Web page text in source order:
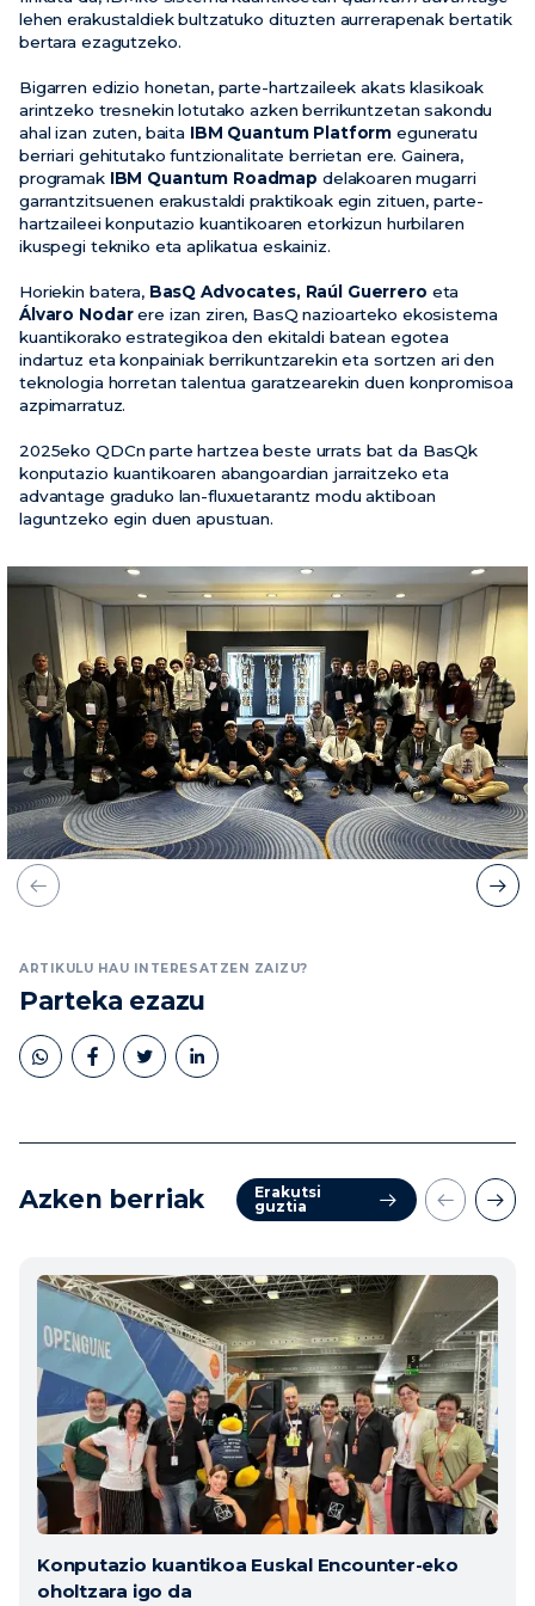
Ekitaldiak
Bideoak
lehen erakustaldiek bultzatuko dituzten aurrerapenak bertatik
bertara ezagutzeko.
Bigarren edizio honetan, parte-hartzaileek akats klasikoak
arintzeko tresnekin lotutako azken berrikuntzetan sakondu
ahal izan zuten, baita IBM Quantum Platform eguneratu
berriari gehitutako funtzionalitate berrietan ere. Gainera,
programak IBM Quantum Roadmap delakoaren mugarri
garrantzitsuenen erakustaldi praktikoak egin zituen, parte-
hartzaileei konputazio kuantikoaren etorkizun hurbilaren
ikuspegi tekniko eta aplikatua eskainiz.
Horiekin batera, BasQ Advocates, Raúl Guerrero eta
Álvaro Nodarere izan ziren, BasQ nazioarteko ekosistema
kuantikorako estrategikoa den ekitaldi batean egotea
indartuz eta konpainiak berrikuntzarekin eta sortzen ari den
teknologia horretan talentua garatzearekin duen konpromisoa
azpimarratuz.
2025eko QDCn parte hartzea beste urrats bat da BasQk
konputazio kuantikoaren abangoardian jarraitzeko eta
advantage graduko lan-fluxuetarantz modu aktiboan
laguntzeko egin duen apustuan.
ARTIKULU HAU INTERESATZEN ZAIZU?
Parteka ezazu
Azken berriak
Erakutsi
guztia
Konputazio kuantikoa Euskal Encounter-eko
oholtzara igo da